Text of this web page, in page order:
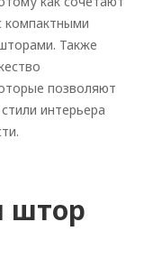
компактными
Также
позволяют
интерьера
штор